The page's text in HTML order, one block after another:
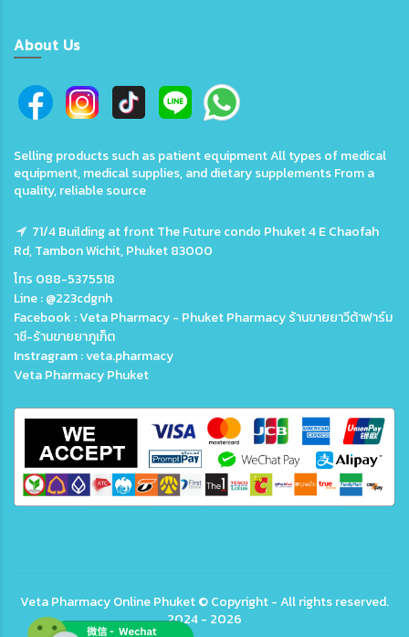
About Us
Selling products such as patient equipment All types of medical
equipment, medical supplies, and dietary supplements From a
quality, reliable source
71/4 Building at front The Future condo Phuket 4 E Chaofah
Rd, Tambon Wichit, Phuket 83000
โทร 088-5375518
Line : @223cdgnh
Facebook : Veta Pharmacy - Phuket Pharmacy ร้านขายยาวีต้าฟาร์ม
าซี-ร้านขายยาภูเก็ต
Instragram : veta.pharmacy
Veta Pharmacy Phuket
VetaPharmacy Online Phuket© Copyright - All rights reserved.
2024 - 2026